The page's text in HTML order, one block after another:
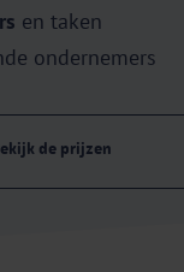
en taken
ondernemers
de prijzen